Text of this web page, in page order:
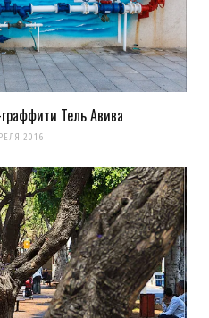
Тель Авива
2016